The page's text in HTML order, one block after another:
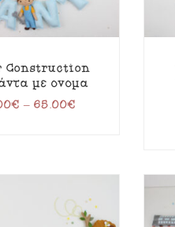
Construction
με όνομα
€ – 65.00€